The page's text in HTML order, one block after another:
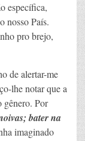
específica,
nosso País.
pro brejo,
de alertar-me
lhe notar que a
gênero. Por
bater na
imaginado